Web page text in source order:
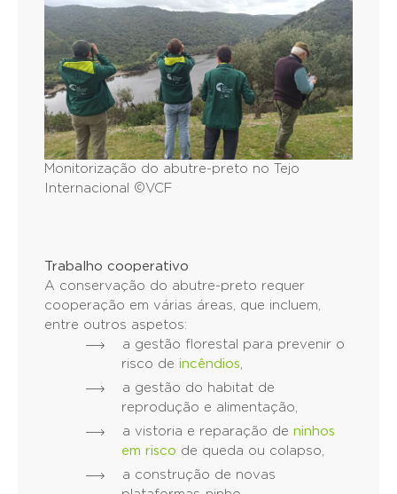
Monitorização do abutre-preto no Tejo
Internacional ©VCF
Trabalho cooperativo
A conservação do abutre-preto requer
cooperação em várias áreas, que incluem,
entre outros aspetos:
a gestão florestal para prevenir o
risco deincêndios,
a gestão do habitat de
reprodução e alimentação,
a vistoria e reparação deninhos
em risco de queda ou colapso,
a construção de novas